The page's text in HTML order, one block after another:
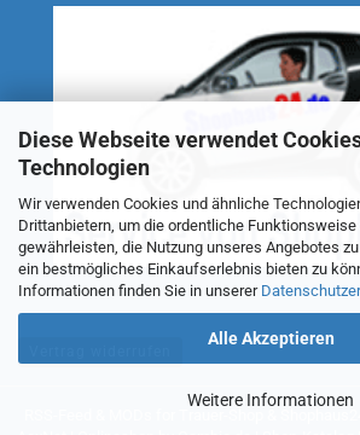
Diese Webseite verwendet
Technologien
Wir verwenden Cookies und ähnliche
Drittanbietern, um die ordentliche
gewährleisten, die Nutzung unseres Angebotes
ein bestmögliches Einkaufserlebnis bieten zu
Informationen finden Sie in unserer
Alle Akzeptieren
Weitere Informationen